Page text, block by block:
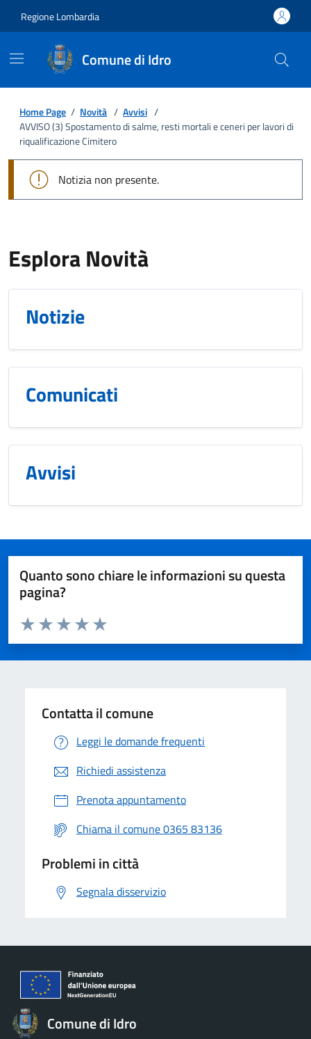
Regione Lombardia
Comune di Idro
Home Page / Novità / Avvisi /
AVVISO (3) Spostamento di salme, resti mortali e ceneri per lavori di
riqualificazione Cimitero
Notizia non presente.
Esplora Novità
Notizie
Comunicati
Avvisi
Quanto sono chiare le informazioni su questa
pagina?
Valuta da 1 a 5 stelle la pagina
Valuta 5 stelle su 5
Valuta 4 stelle su 5
Valuta 3 stelle su 5
Valuta 2 stelle su 5
Valuta 1 stelle su 5
Contatta il comune
Leggi le domande frequenti
Richiedi assistenza
Prenota appuntamento
Chiama il comune 0365 83136
Problemi in città
Segnala disservizio
Comune di Idro